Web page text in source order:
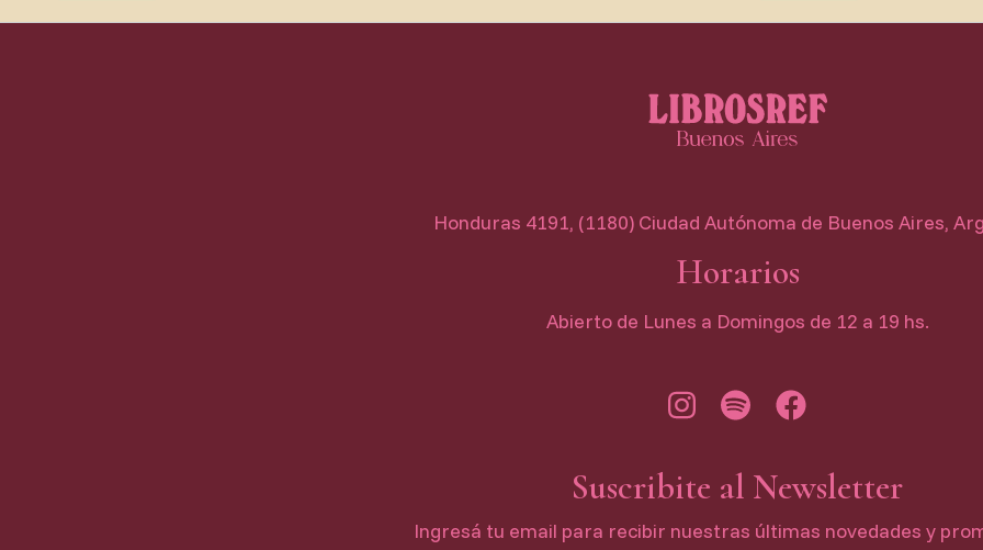
Honduras 4191, (1180) Ciudad Autónoma de Buenos Aires,
Horarios
Abierto de Lunes a Domingos de 12 a 19 hs.
Suscribite al Newsletter
Ingresá tu email para recibir nuestras últimas novedades y